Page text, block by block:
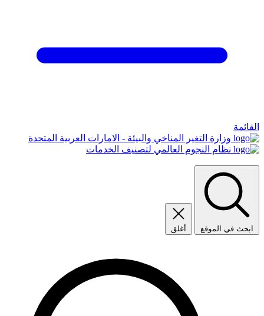
القائمة
وزارة التغير المناخي والبيئة - الامارات العربية المتحدة
نظام النجوم العالمي لتصنيف الخدمات
ابحث في الموقع أغلق